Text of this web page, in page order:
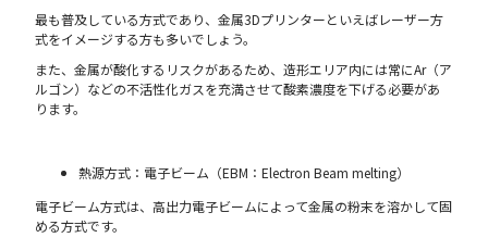
最も普及している方式であり、金属3Dプリンターといえばレーザー方
式をイメージする方も多いでしょう。
また、金属が酸化するリスクがあるため、造形エリア内には常にAr（ア
ルゴン）などの不活性化ガスを充満させて酸素濃度を下げる必要があ
ります。
熱源方式：電子ビーム（EBM：Electron Beam melting）
電子ビーム方式は、高出力電子ビームによって金属の粉末を溶かして固
める方式です。